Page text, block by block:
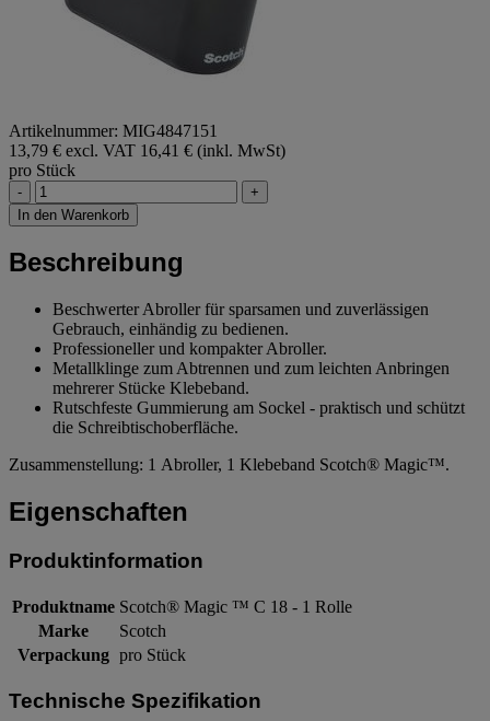
Artikelnummer: MIG4847151
13,79 € excl. VAT 16,41 € (inkl. MwSt)
pro Stück
-
+
In den Warenkorb
Beschreibung
Beschwerter Abroller für sparsamen und zuverlässigen
Gebrauch, einhändig zu bedienen.
Professioneller und kompakter Abroller.
Metallklinge zum Abtrennen und zum leichten Anbringen
mehrerer Stücke Klebeband.
Rutschfeste Gummierung am Sockel - praktisch und schützt
die Schreibtischoberfläche.
Zusammenstellung: 1 Abroller, 1 Klebeband Scotch® Magic™.
Eigenschaften
Produktinformation
Produktname Scotch® Magic ™ C 18 - 1 Rolle
Marke
Scotch
Verpackung pro Stück
Technische Spezifikation